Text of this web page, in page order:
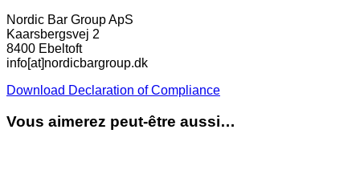
Nordic Bar Group ApS
Kaarsbergsvej 2
8400 Ebeltoft
info[at]nordicbargroup.dk
Download Declaration of Compliance
Vous aimerez peut-être aussi…